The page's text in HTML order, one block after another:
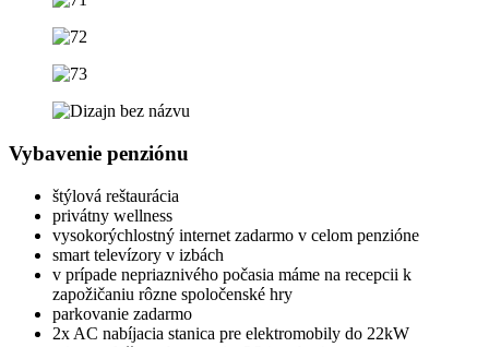
Vybavenie penziónu
štýlová reštaurácia
privátny wellness
vysokorýchlostný internet zadarmo v celom penzióne
smart televízory v izbách
v prípade nepriaznivého počasia máme na recepcii k
zapožičaniu rôzne spoločenské hry
parkovanie zadarmo
2x AC nabíjacia stanica pre elektromobily do 22kW